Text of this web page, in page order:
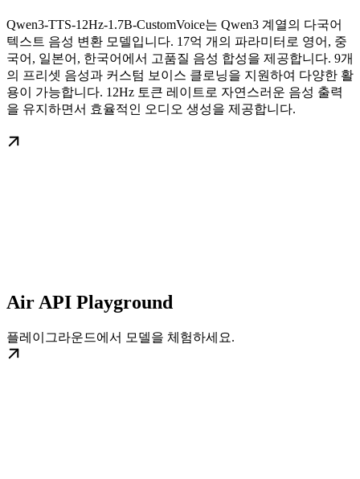
Qwen3-TTS-12Hz-1.7B-CustomVoice는 Qwen3 계열의 다국어
텍스트 음성 변환 모델입니다. 17억 개의 파라미터로 영어, 중
국어, 일본어, 한국어에서 고품질 음성 합성을 제공합니다. 9개
의 프리셋 음성과 커스텀 보이스 클로닝을 지원하여 다양한 활
용이 가능합니다. 12Hz 토큰 레이트로 자연스러운 음성 출력
을 유지하면서 효율적인 오디오 생성을 제공합니다.
Air API Playground
플레이그라운드에서 모델을 체험하세요.